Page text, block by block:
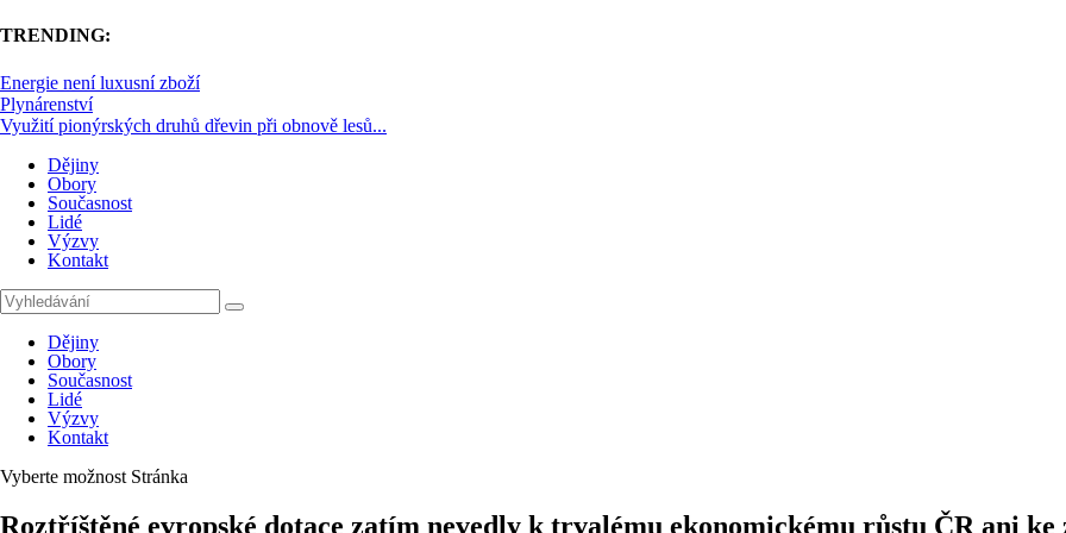
TRENDING:
Energie není luxusní zboží
Plynárenství
Využití pionýrských druhů dřevin při obnově lesů...
Dějiny
Obory
Současnost
Lidé
Výzvy
Kontakt
Dějiny
Obory
Současnost
Lidé
Výzvy
Kontakt
Vyberte možnost Stránka
Roztříštěné evropské dotace zatím nevedly k trvalému ekonomickému růstu ČR ani ke